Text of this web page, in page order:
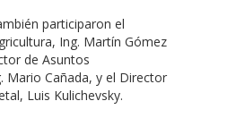
participaron el
Ing. Martín Gómez
de Asuntos
Mario Cañada, y el Director
Luis Kulichevsky.